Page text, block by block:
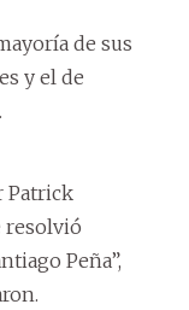
de sus
y el de
Patrick
resolvió
Peña”,